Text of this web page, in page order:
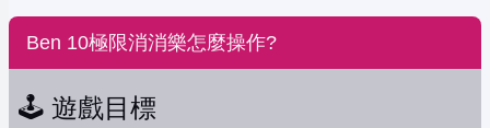
Ben 10極限消消樂怎麼操作?
🕹️ 遊戲目標